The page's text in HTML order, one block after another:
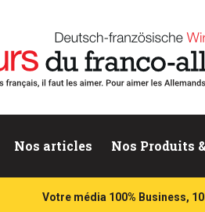
Nos articles Nos Produits
Votre média 100% Business,